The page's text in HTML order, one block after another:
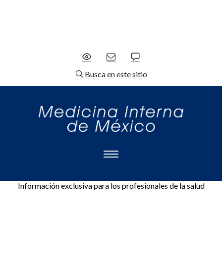
Busca en este sitio
Información exclusiva para los profesionales de la salud